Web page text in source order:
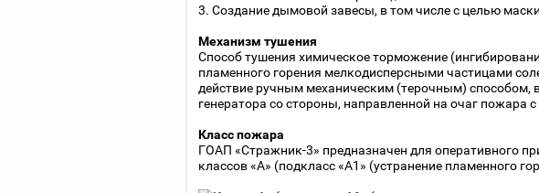
3. Создание дымовой завесы, в том числе с целью
Механизм тушения
Способ тушения химическое торможение
пламенного горения мелкодисперсными частицами
действие ручным механическим (терочным) способом,
генератора со стороны, направленной на очаг пожара
Класс пожара
ГОАП «Стражник-3» предназначен для оперативного
классов «А» (подкласс «А1» (устранение пламенного